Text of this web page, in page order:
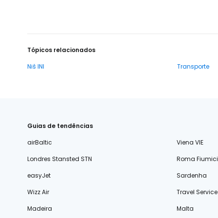
Tópicos relacionados
Niš INI
Transporte
Guias de tendências
airBaltic
Viena VIE
Londres Stansted STN
Roma
easyJet
Sardenha
Wizz Air
Travel Service
Madeira
Malta